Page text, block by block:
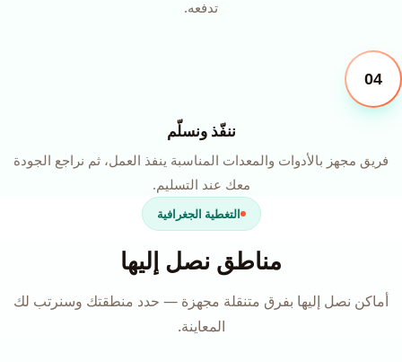
تدفعه.
04
ننفّذ ونسلّم
فريق مجهز بالأدوات والمعدات المناسبة ينفذ العمل، ثم نراجع الجودة
معك عند التسليم.
التغطية الجغرافية
مناطق نصل إليها
أماكن نصل إليها بفرق متنقلة مجهزة — حدد منطقتك وسنرتب لك
المعاينة.